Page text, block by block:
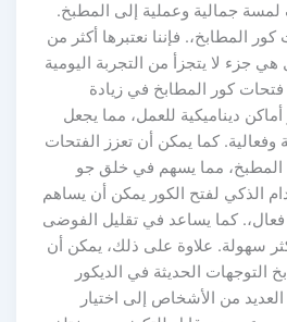
وعملية إلى المطبخ.
فإننا نعتبرها أكثر من
يتجزأ من التجربة اليومية
المطابخ في زيادة
للعمل، مما يجعل
كما يمكن أن تعزز الفتحات
مما يسهم في خلق جو
لفتح الكور يمكن أن يساهم
يساعد في تقليل الفوضى
علاوة على ذلك، يمكن أن
الحديثة في الديكور
الأشخاص إلى اختيار